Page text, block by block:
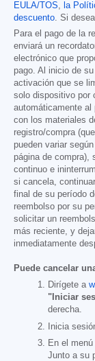
EULA/TOS, la
descuento. Si
Para el pago de la
enviará un
electrónico que
pago. Al inicio de
activación que se
solo dispositivo por
automáticamente al
con los materiales
registro/compra
pueden variar
página de compra),
continuo e
si cancela,
final de su período
reembolso por su
solicitar un
más reciente, y
inmediatamente
Puede cancelar
Dirígete a
"Iniciar
derecha.
Inicia
En el
Junto a su